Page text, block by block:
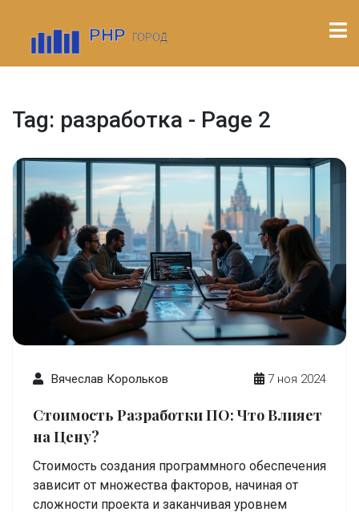
Tag: разработка - Page 2
Вячеслав Корольков 7 ноя 2024
Стоимость Разработки ПО: Что Влияет
на Цену?
Стоимость создания программного обеспечения
зависит от множества факторов, начиная от
сложности проекта и заканчивая уровнем